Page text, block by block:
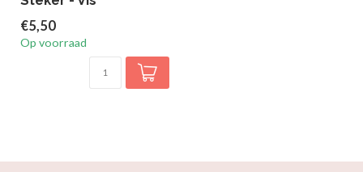
€5,50
Op voorraad